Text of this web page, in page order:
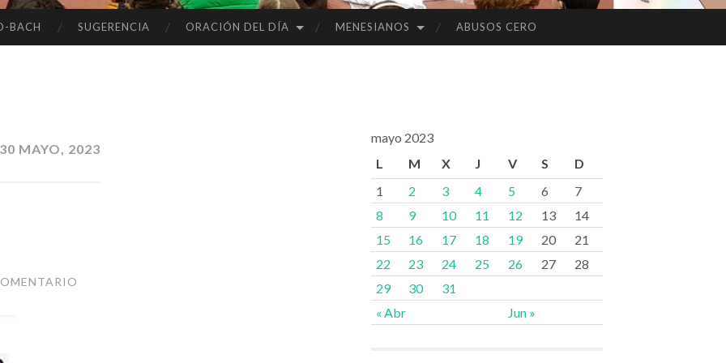
BACH SUGERENCIA ORACIÓN DEL DÍA MENESIANOS ABUSOS CERO
30 MAYO, 2023
mayo 2023
L
M X J V S D
« Abr Jun »
1 2 3 4 5 6
7
8
9 10 11 12 13
14
15
16 17 18 19 20
21
22
23 24 25 26 27
28
29
30 31